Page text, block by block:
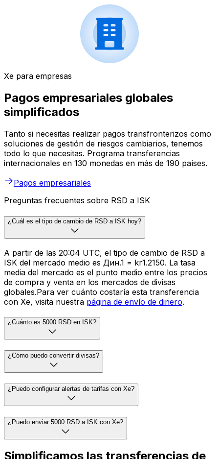
Xe para empresas
Pagos empresariales globales
simplificados
Tanto si necesitas realizar pagos transfronterizos como
soluciones de gestión de riesgos cambiarios, tenemos
todo lo que necesitas. Programa transferencias
internacionales en 130 monedas en más de 190 países.
Pagos empresariales
Preguntas frecuentes sobre RSD a ISK
¿Cuál es el tipo de cambio de RSD a ISK hoy?
A partir de las 20:04 UTC, el tipo de cambio de RSD a
ISK del mercado medio es Дин.1 = kr1.2150. La tasa
media del mercado es el punto medio entre los precios
de compra y venta en los mercados de divisas
globales.Para ver cuánto costaría esta transferencia
con Xe, visita nuestra página de envío de dinero.
¿Cuánto es 5000 RSD en ISK?
¿Cómo puedo convertir divisas?
¿Puedo configurar alertas de tarifas con Xe?
¿Puedo enviar 5000 RSD a ISK con Xe?
Simplificamos las transferencias de